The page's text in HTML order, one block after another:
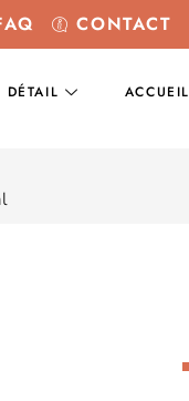
CONTACT
DÉTAIL ACCUEIL